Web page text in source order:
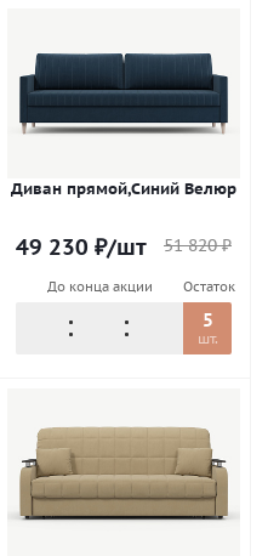
Диван прямой,Синий Велюр
49 230 ₽/шт 51 820₽
До конца акции Остаток
5
шт.